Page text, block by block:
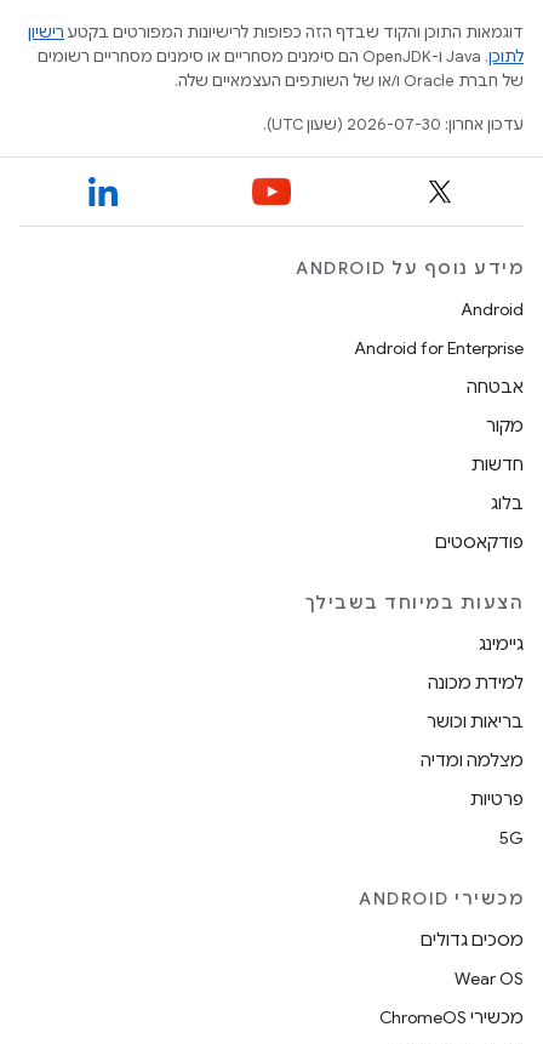
דוגמאות התוכן והקוד שבדף הזה כפופות לרישיונות המפורטים בקטע רישיון
לתוכן
.‏ Java ו-OpenJDK הם סימנים מסחריים או סימנים מסחריים רשומים
של חברת Oracle ו/או של השותפים העצמאיים שלה.
עדכון אחרון: 2026-07-30 (שעון UTC).
מידע נוסף על ANDROID
Android
Android for Enterprise
אבטחה
מקור
חדשות
בלוג
פודקאסטים
הצעות במיוחד בשבילך
גיימינג
למידת מכונה
בריאות וכושר
מצלמה ומדיה
פרטיות
5G
מכשירי ANDROID
מסכים גדולים
Wear OS
מכשירי ChromeOS